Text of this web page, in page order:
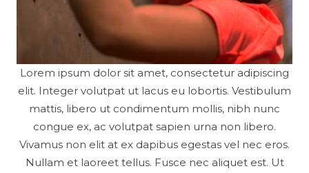
Lorem ipsum dolor sit amet, consectetur adipiscing
elit. Integer volutpat ut lacus eu lobortis. Vestibulum
mattis, libero ut condimentum mollis, nibh nunc
congue ex, ac volutpat sapien urna non libero.
Vivamus non elit at ex dapibus egestas vel nec eros.
Nullam et laoreet tellus. Fusce nec aliquet est. Ut